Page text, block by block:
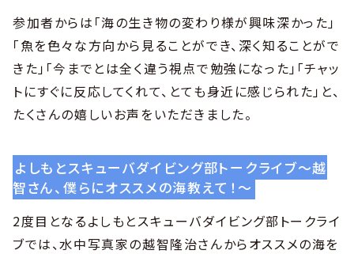
参加者からは「海の生き物の変わり様が興味深かった」
「魚を色々な方向から見ることができ、深く知ることがで
きた」「今までとは全く違う視点で勉強になった」「チャッ
トにすぐに反応してくれて、とても身近に感じられた」と、
たくさんの嬉しいお声をいただきました。
よしもとスキューバダイビング部トークライブ〜越
智さん、僕らにオススメの海教えて！〜
2度目となるよしもとスキューバダイビング部トークライ
ブでは、水中写真家の越智隆治さんからオススメの海を